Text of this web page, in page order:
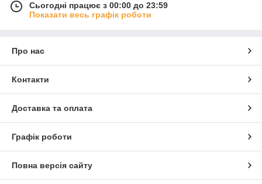
Сьогодні працює з 00:00 до 23:59
Показати весь графік роботи
Про нас
Контакти
Доставка та оплата
Графік роботи
Повна версія сайту